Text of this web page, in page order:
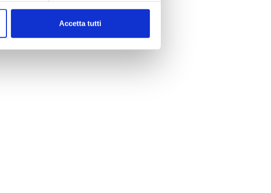
Accetta tutti